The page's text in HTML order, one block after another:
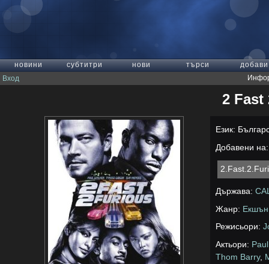
новини субтитри нови търси
добави
Вход
2 Fast
Език:
Добавени
Държава:
Жанр: Екшън
Режисьори:
Актьори:
Thom Barry,